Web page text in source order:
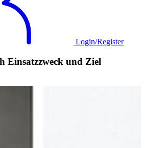
Login/Register
Einsatzzweck und Ziel